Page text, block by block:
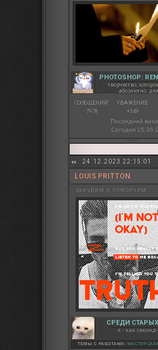
PHOTOSHOP:
творчество,
абсолютно
СООБЩЕНИЙ:
7978
УВАЖЕНИЕ:
+349
Последний
Сегодня
24.12.2023 22:15:01
LOUIS PRITTON
закурим и помолчим.
СРЕДИ
я - как
ТЕМЫ С РАБОТАМИ: